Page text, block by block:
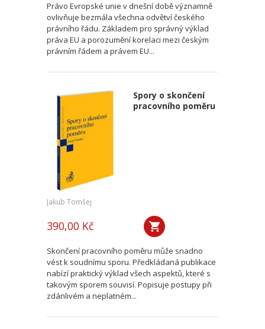
Právo Evropské unie v dnešní době významně
ovlivňuje bezmála všechna odvětví českého
právního řádu. Základem pro správný výklad
práva EU a porozumění korelaci mezi českým
právním řádem a právem EU...
Spory o skončení
pracovního poměru
Jakub Tomšej
390,00 Kč
Skončení pracovního poměru může snadno
vést k soudnímu sporu. Předkládaná publikace
nabízí praktický výklad všech aspektů, které s
takovým sporem souvisí. Popisuje postupy při
zdánlivém a neplatném...